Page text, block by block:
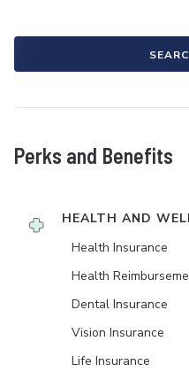
Perks and Benefits
HEALTH AND
Health Insurance
Health
Dental Insurance
Vision Insurance
Life Insurance